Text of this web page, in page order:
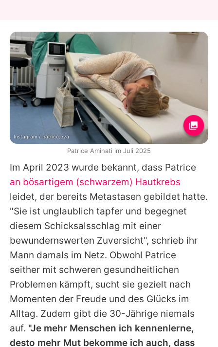
Im April 2023 wurde bekannt, dass Patrice
an bösartigem (schwarzem) Hautkrebs
leidet, der bereits Metastasen gebildet hatte.
"Sie ist unglaublich tapfer und begegnet
diesem Schicksalsschlag mit einer
bewundernswerten Zuversicht", schrieb ihr
Mann damals im Netz. Obwohl Patrice
seither mit schweren gesundheitlichen
Problemen kämpft, sucht sie gezielt nach
Momenten der Freude und des Glücks im
Alltag. Zudem gibt die 30-Jährige niemals
auf. "Je mehr Menschen ich kennenlerne,
desto mehr Mut bekomme ich auch, dass
Instagram / patrice.eva
Patrice Aminati im Juli 2025